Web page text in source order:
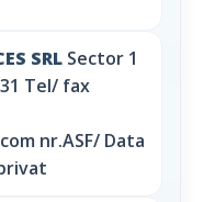
SRL Sector 1
Tel/ fax
nr.ASF/ Data